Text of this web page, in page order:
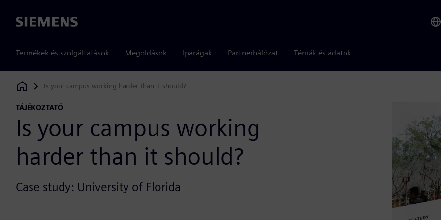
Siemens
Termékek és szolgáltatások Megoldások Iparágak Partnerhálózat Témák és adatok
Siemens Digital Industries Software
Is your campus working harder than it should?
TÁJÉKOZTATÓ
Is your campus working
harder than it should?
Case study: University of Florida